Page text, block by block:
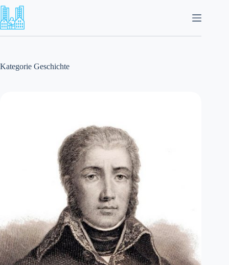
Zum
Inhalt
springen
Kategorie Geschichte